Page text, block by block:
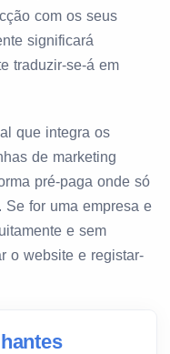
com os seus
significará
traduzir-se-á em
que integra os
de marketing
pré-paga onde só
Se for uma empresa e
e sem
o website e registar-